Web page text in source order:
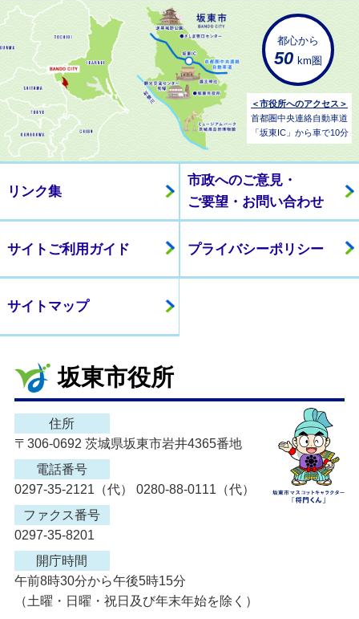
都心から
50 km圏
＜市役所へのアクセス＞
首都圏中央連絡自動車道
「坂東IC」から車で10分
リンク集
市政へのご意見・
ご要望・お問い合わせ
サイトご利用ガイド プライバシーポリシー
サイトマップ
坂東市役所
住所
〒306-0692 茨城県坂東市岩井4365番地
電話番号
0297-35-2121（代） 0280-88-0111（代）
ファクス番号
0297-35-8201
開庁時間
午前8時30分から午後5時15分
（土曜・日曜・祝日及び年末年始を除く）